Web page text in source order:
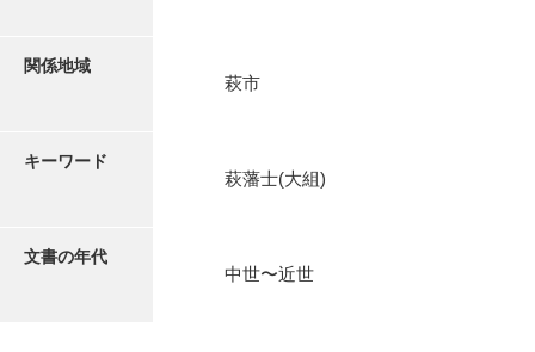
石田家文書（山口市）
関係地域
萩市
キーワード
萩藩士(大組)
文書の年代
中世〜近世